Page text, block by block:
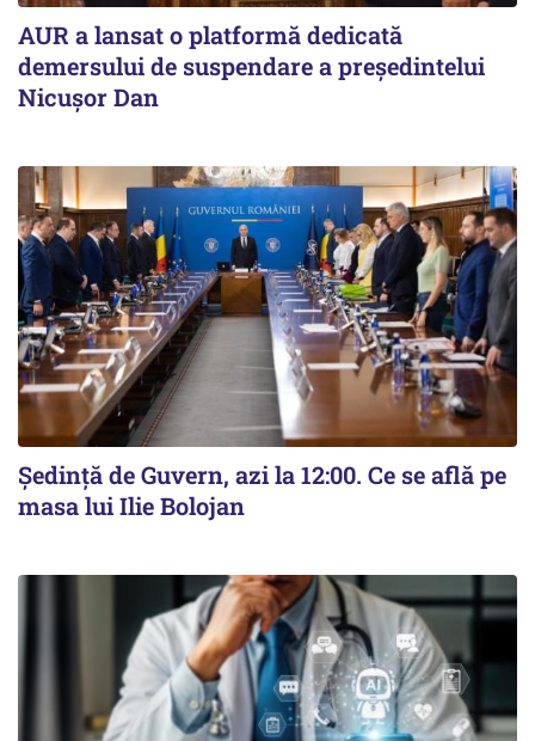
AUR a lansat o platformă dedicată
demersului de suspendare a președintelui
Nicușor Dan
Ședință de Guvern, azi la 12:00. Ce se află pe
masa lui Ilie Bolojan